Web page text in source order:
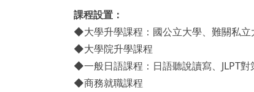
課程設置：
◆大學升學課程：國公立大學、難關私立
◆大學院升學課程
◆一般日語課程：日語聽說讀寫、JLPT對
◆商務就職課程